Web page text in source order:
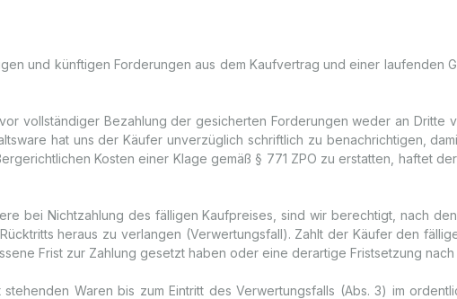
und künftigen Forderungen aus dem Kaufvertrag und einer laufenden
vollständiger Bezahlung der gesicherten Forderungen weder an
hat uns der Käufer unverzüglich schriftlich zu benachrichtigen,
Kosten einer Klage gemäß § 771 ZPO zu erstatten, haftet
bei Nichtzahlung des fälligen Kaufpreises, sind wir berechtigt, nach
heraus zu verlangen (Verwertungsfall). Zahlt der Käufer den
Frist zur Zahlung gesetzt haben oder eine derartige Fristsetzung
Waren bis zum Eintritt des Verwertungsfalls (Abs. 3) im